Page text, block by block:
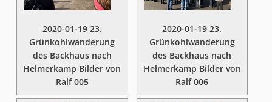
2020-01-19 23.
Grünkohlwanderung
des Backhaus nach
Helmerkamp Bilder von
Ralf 005
2020-01-19 23.
Grünkohlwanderung
des Backhaus nach
Helmerkamp Bilder von
Ralf 006